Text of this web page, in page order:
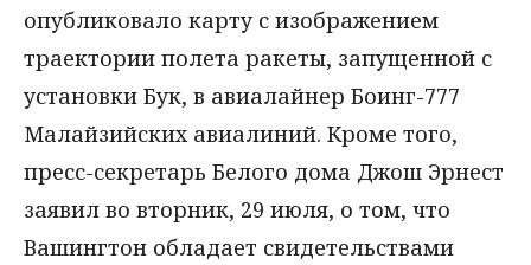
опубликовало карту с изображением
траектории полета ракеты, запущенной с
установки Бук, в авиалайнер Боинг-777
Малайзийских авиалиний. Кроме того,
пресс-секретарь Белого дома Джош Эрнест
заявил во вторник, 29 июля, о том, что
Вашингтон обладает свидетельствами